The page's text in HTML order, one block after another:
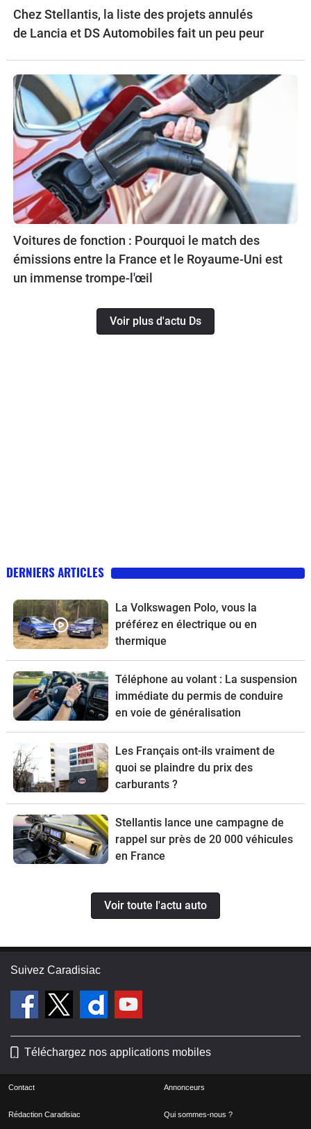
Chez Stellantis, la liste des projets annulés
de Lancia et DS Automobiles fait un peu peur
Voitures de fonction : Pourquoi le match des
émissions entre la France et le Royaume-Uni est
un immense trompe-l'œil
Voir plus d'actu Ds
DERNIERS ARTICLES
La Volkswagen Polo, vous la
préférez en électrique ou en
thermique
Téléphone au volant : La suspension
immédiate du permis de conduire
en voie de généralisation
Les Français ont-ils vraiment de
quoi se plaindre du prix des
carburants ?
Stellantis lance une campagne de
rappel sur près de 20 000 véhicules
en France
Voir toute l'actu auto
Suivez Caradisiac
Téléchargez nos applications mobiles
Contact Annonceurs
Rédaction Caradisiac Qui sommes-nous ?